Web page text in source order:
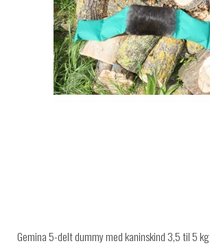
Gemina 5-delt dummy med kaninskind 3,5 til 5 kg